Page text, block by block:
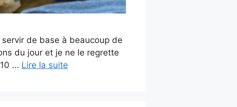
de base à beaucoup de
du jour et je ne le regrette
… Lire la suite